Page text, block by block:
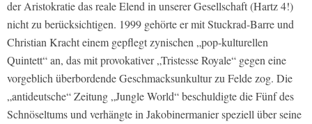
der Aristokratie das reale Elend in unserer Gesellschaft (Hartz 4!)
nicht zu berücksichtigen. 1999 gehörte er mit Stuckrad-Barre und
Christian Kracht einem gepflegt zynischen „pop-kulturellen
Quintett“ an, das mit provokativer „Tristesse Royale“ gegen eine
vorgeblich überbordende Geschmacksunkultur zu Felde zog. Die
„antideutsche“ Zeitung „Jungle World“ beschuldigte die Fünf des
Schnöseltums und verhängte in Jakobinermanier speziell über seine